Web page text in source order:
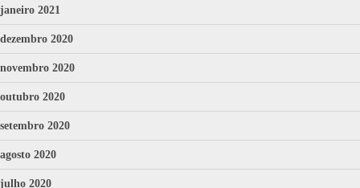
janeiro 2021
dezembro 2020
novembro 2020
outubro 2020
setembro 2020
agosto 2020
julho 2020